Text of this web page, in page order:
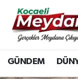
GÜNDEM
Nöbetçi
Hava